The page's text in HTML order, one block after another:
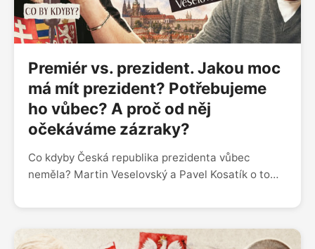
Premiér vs. prezident. Jakou moc
má mít prezident? Potřebujeme
ho vůbec? A proč od něj
očekáváme zázraky?
Co kdyby Česká republika prezidenta vůbec
neměla? Martin Veselovský a Pavel Kosatík o tom,
evropských národů, jestli může být prezident
Masaryk, Havel nebo Zeman. Má prezident